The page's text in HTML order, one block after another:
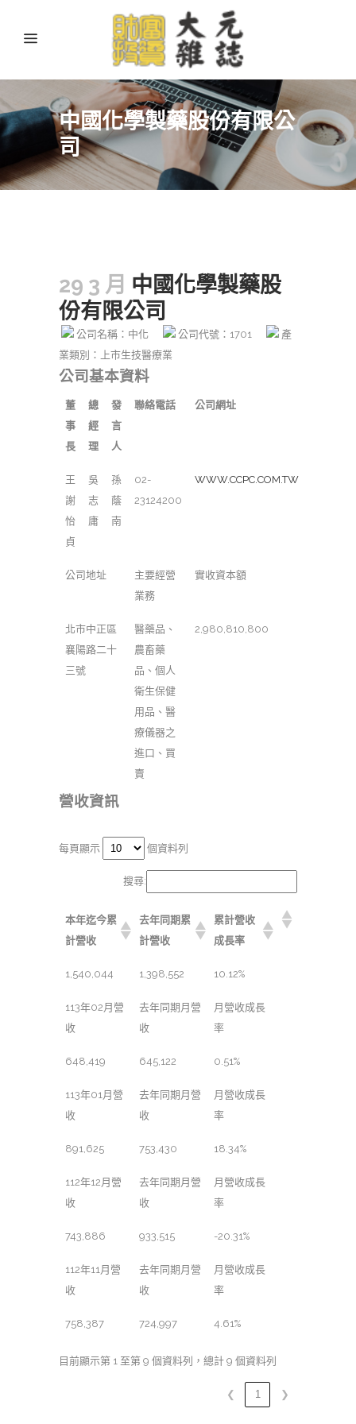
中國化學製藥股份有限公
司
29 3 月 中國化學製藥股
份有限公司
公司名稱：中化 公司代號：1701
產
業類別：上市生技醫療業
公司基本資料
董
事
長
總
經
理
發
言
人
聯絡電話 公司網址
王
謝
怡
貞
吳
志
庸
孫
蔭
南
02-
23124200
WWW.CCPC.COM.TW
公司地址
主要經營
業務
實收資本額
北市中正區
襄陽路二十
三號
醫藥品、
農畜藥
品、個人
衛生保健
用品、醫
療儀器之
進口、買
賣
2,980,810,800
營收資訊
每頁顯示 個資料列
搜尋:
本年迄今累
計營收
去年同期累
計營收
累計營收
成長率
1,540,044 1,398,552 10.12%
113年02月營
收
去年同期月營
收
月營收成長
率
648,419 645,122 0.51%
113年01月營
收
去年同期月營
收
月營收成長
率
891,625 753,430 18.34%
112年12月營
收
去年同期月營
收
月營收成長
率
743,886 933,515 -20.31%
112年11月營
收
去年同期月營
收
月營收成長
率
758,387 724,997 4.61%
目前顯示第 1 至第 9 個資料列，總計 9 個資料列
❮ 1 ❯